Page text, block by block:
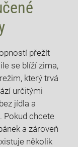
přežít
se blíží zima,
který trvá
určitými
jídla a
Pokud chcete
a zároveň
několik